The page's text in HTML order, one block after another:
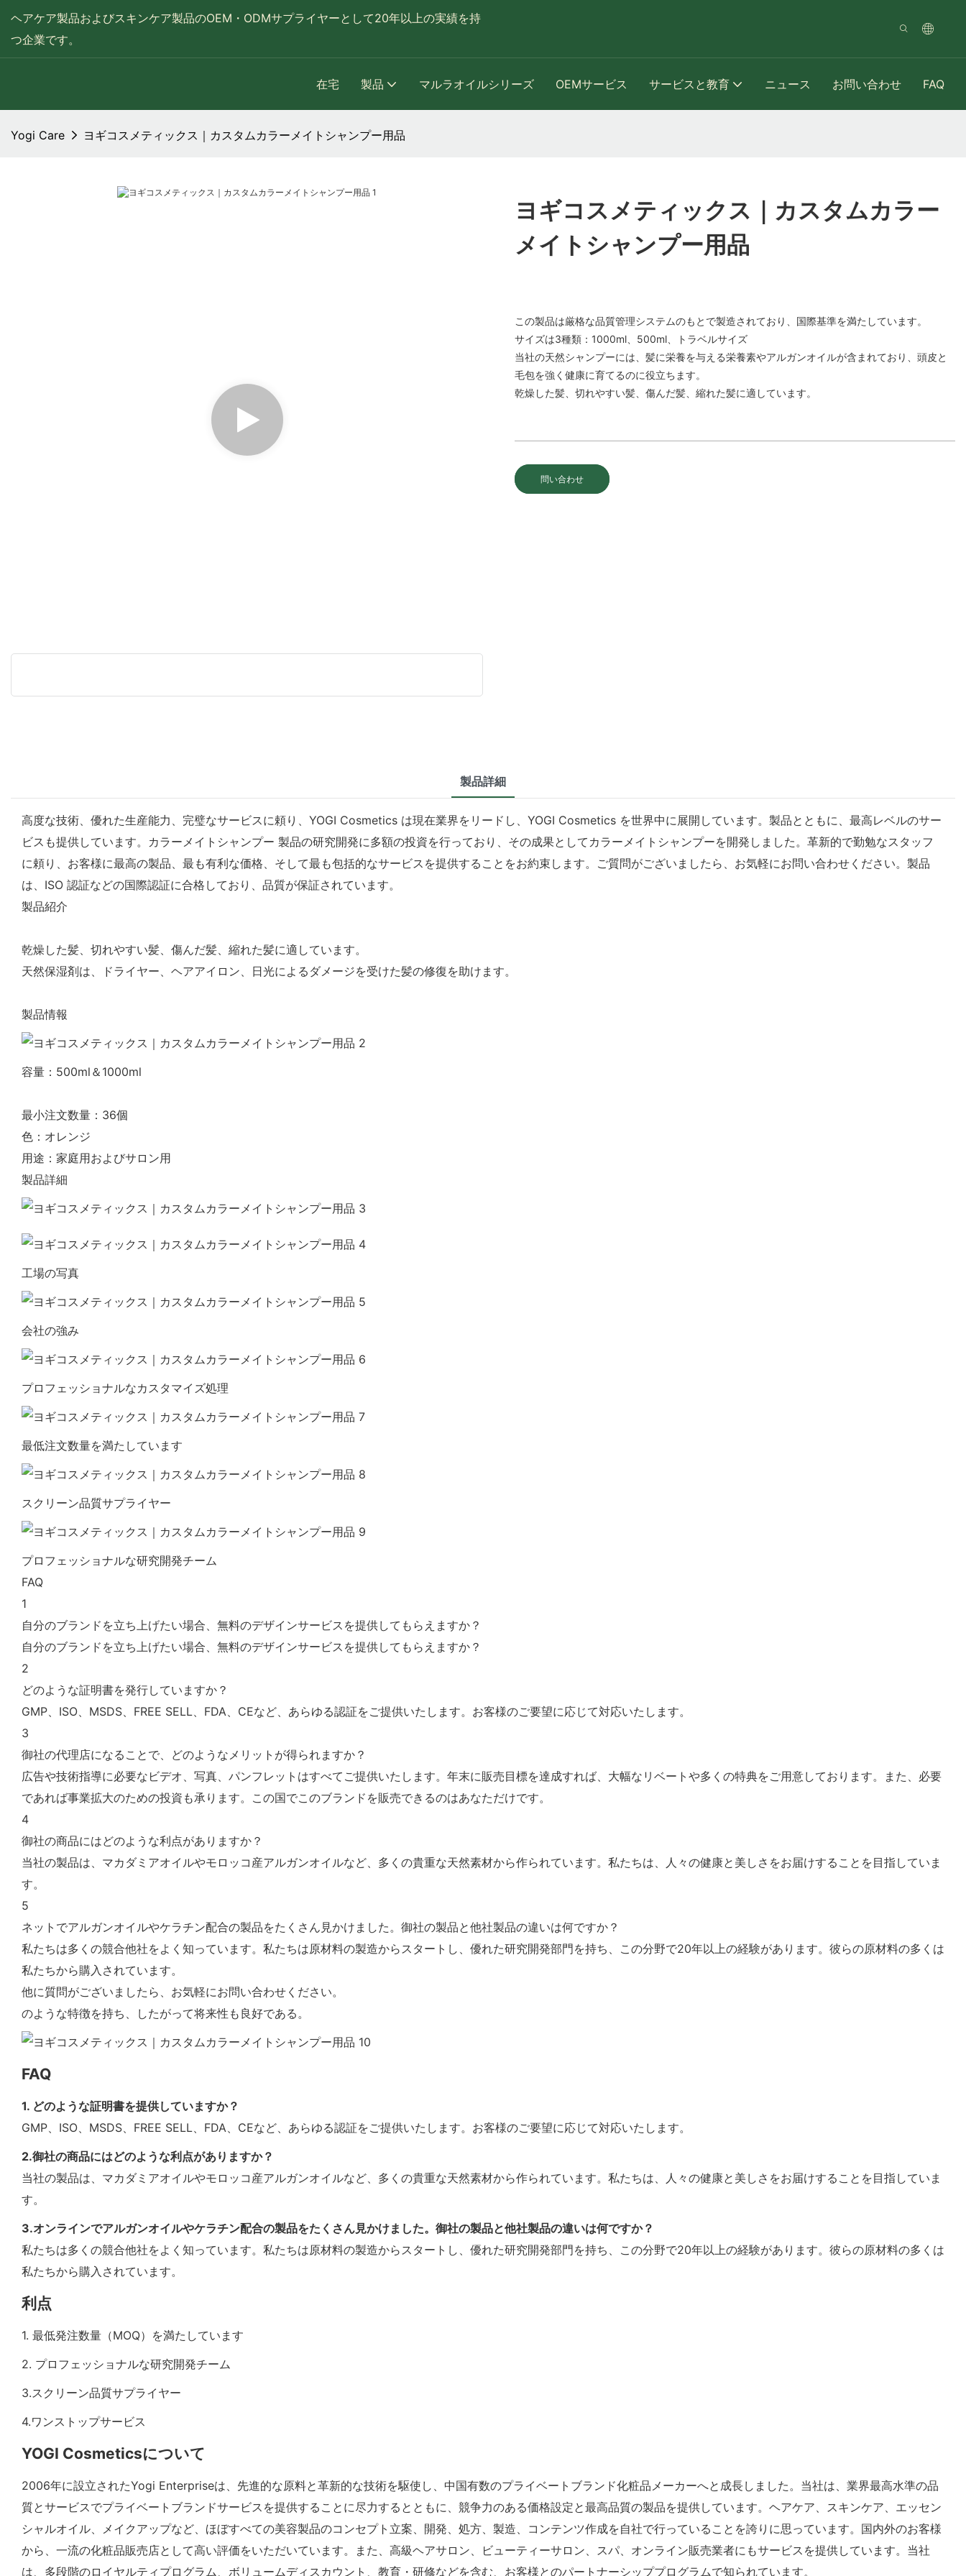
ヘアケア製品およびスキンケア製品のOEM・ODMサプライヤーとして20年以上の実績を持
つ企業です。
在宅 製品 マルラオイルシリーズ OEMサービス サービスと教育 ニュース お問い合わせ FAQ
Yogi Care ヨギコスメティックス｜カスタムカラーメイトシャンプー用品
ヨギコスメティックス｜カスタムカラー
メイトシャンプー用品
この製品は厳格な品質管理システムのもとで製造されており、国際基準を満たしています。
サイズは3種類：1000ml、500ml、トラベルサイズ
当社の天然シャンプーには、髪に栄養を与える栄養素やアルガンオイルが含まれており、頭皮と
毛包を強く健康に育てるのに役立ちます。
乾燥した髪、切れやすい髪、傷んだ髪、縮れた髪に適しています。
問い合わせ
製品詳細
高度な技術、優れた生産能力、完璧なサービスに頼り、YOGI Cosmetics は現在業界をリードし、YOGI Cosmetics を世界中に展開しています。製品とともに、最高レベルのサー
ビスも提供しています。カラーメイトシャンプー 製品の研究開発に多額の投資を行っており、その成果としてカラーメイトシャンプーを開発しました。革新的で勤勉なスタッフ
に頼り、お客様に最高の製品、最も有利な価格、そして最も包括的なサービスを提供することをお約束します。ご質問がございましたら、お気軽にお問い合わせください。製品
は、ISO 認証などの国際認証に合格しており、品質が保証されています。
製品紹介
乾燥した髪、切れやすい髪、傷んだ髪、縮れた髪に適しています。
天然保湿剤は、ドライヤー、ヘアアイロン、日光によるダメージを受けた髪の修復を助けます。
製品情報
容量：500ml＆1000ml
最小注文数量：36個
色：オレンジ
用途：家庭用およびサロン用
製品詳細
工場の写真
会社の強み
プロフェッショナルなカスタマイズ処理
最低注文数量を満たしています
スクリーン品質サプライヤー
プロフェッショナルな研究開発チーム
FAQ
1
自分のブランドを立ち上げたい場合、無料のデザインサービスを提供してもらえますか？
自分のブランドを立ち上げたい場合、無料のデザインサービスを提供してもらえますか？
2
どのような証明書を発行していますか？
GMP、ISO、MSDS、FREE SELL、FDA、CEなど、あらゆる認証をご提供いたします。お客様のご要望に応じて対応いたします。
3
御社の代理店になることで、どのようなメリットが得られますか？
広告や技術指導に必要なビデオ、写真、パンフレットはすべてご提供いたします。年末に販売目標を達成すれば、大幅なリベートや多くの特典をご用意しております。また、必要
であれば事業拡大のための投資も承ります。この国でこのブランドを販売できるのはあなただけです。
4
御社の商品にはどのような利点がありますか？
当社の製品は、マカダミアオイルやモロッコ産アルガンオイルなど、多くの貴重な天然素材から作られています。私たちは、人々の健康と美しさをお届けすることを目指していま
す。
5
ネットでアルガンオイルやケラチン配合の製品をたくさん見かけました。御社の製品と他社製品の違いは何ですか？
私たちは多くの競合他社をよく知っています。私たちは原材料の製造からスタートし、優れた研究開発部門を持ち、この分野で20年以上の経験があります。彼らの原材料の多くは
私たちから購入されています。
他に質問がございましたら、お気軽にお問い合わせください。
のような特徴を持ち、したがって将来性も良好である。
FAQ
1. どのような証明書を提供していますか？
GMP、ISO、MSDS、FREE SELL、FDA、CEなど、あらゆる認証をご提供いたします。お客様のご要望に応じて対応いたします。
2.御社の商品にはどのような利点がありますか？
当社の製品は、マカダミアオイルやモロッコ産アルガンオイルなど、多くの貴重な天然素材から作られています。私たちは、人々の健康と美しさをお届けすることを目指していま
す。
3.オンラインでアルガンオイルやケラチン配合の製品をたくさん見かけました。御社の製品と他社製品の違いは何ですか？
私たちは多くの競合他社をよく知っています。私たちは原材料の製造からスタートし、優れた研究開発部門を持ち、この分野で20年以上の経験があります。彼らの原材料の多くは
私たちから購入されています。
利点
1. 最低発注数量（MOQ）を満たしています
2. プロフェッショナルな研究開発チーム
3.スクリーン品質サプライヤー
4.ワンストップサービス
YOGI Cosmeticsについて
2006年に設立されたYogi Enterpriseは、先進的な原料と革新的な技術を駆使し、中国有数のプライベートブランド化粧品メーカーへと成長しました。当社は、業界最高水準の品
質とサービスでプライベートブランドサービスを提供することに尽力するとともに、競争力のある価格設定と最高品質の製品を提供しています。ヘアケア、スキンケア、エッセン
シャルオイル、メイクアップなど、ほぼすべての美容製品のコンセプト立案、開発、処方、製造、コンテンツ作成を自社で行っていることを誇りに思っています。国内外のお客様
から、一流の化粧品販売店として高い評価をいただいています。また、高級ヘアサロン、ビューティーサロン、スパ、オンライン販売業者にもサービスを提供しています。当社
は、多段階のロイヤルティプログラム、ボリュームディスカウント、教育・研修などを含む、お客様とのパートナーシッププログラムで知られています。